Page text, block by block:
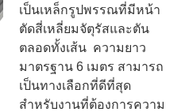
เป็นเหล็กรูปพรรณที่มีหน้า
ตัดสี่เหลี่ยมจัตุรัสและตัน
ตลอดทั้งเส้น ความยาว
มาตรฐาน 6 เมตร สามารถ
เป็นทางเลือกที่ดีที่สุด
สำหรับงานที่ต้องการความ